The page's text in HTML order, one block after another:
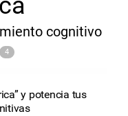
cognitivo
4
y potencia tus